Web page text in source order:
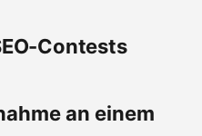
Contests
an einem